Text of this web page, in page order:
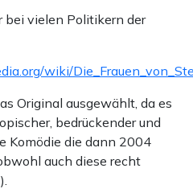
bei vielen Politikern der
wiki/
Original ausgewählt, da es
bedrückender und
Komödie die dann 2004
auch diese recht